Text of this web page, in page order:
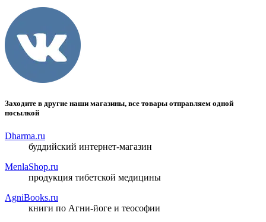
Заходите в другие наши магазины, все товары отправляем одной
посылкой
Dharma.ru
буддийский интернет-магазин
MenlaShop.ru
продукция тибетской медицины
AgniBooks.ru
книги по Агни-йоге и теософии